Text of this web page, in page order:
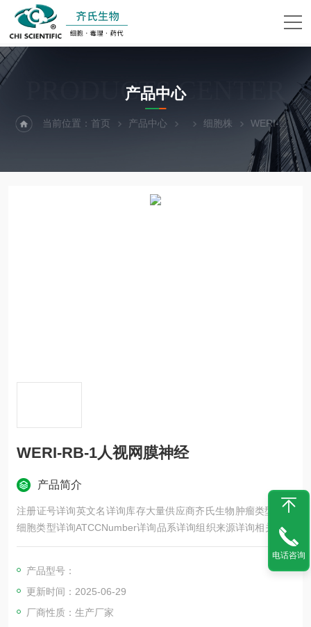
PRODUCTS CENTER
产品中心
当前位置：首页 产品中心 细胞株 WERI-RB-1人视网膜神经
WERI-RB-1人视网膜神经
产品简介
注册证号详询英文名详询库存大量供应商齐氏生物肿瘤类型详询
细胞类型详询ATCCNumber详询品系详询组织来源详询相关疾病
详询物种来源详询免疫类型详询细胞形态详询是否是肿瘤细胞详
询器官来源详询运输方式详询年限详询生长状态详询规格T25m2
发货客户可根据自身科研项目的需要选择不同类型的细胞培养瓶
和相应的细胞密度
产品型号：
更新时间：2025-06-29
厂商性质：生产厂家
电话咨询